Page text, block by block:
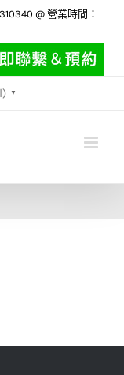
@ 營業時間：
▼